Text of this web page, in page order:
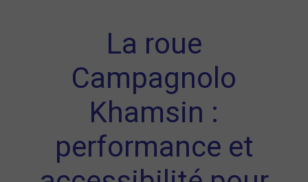
La roue
Campagnolo
Khamsin :
performance et